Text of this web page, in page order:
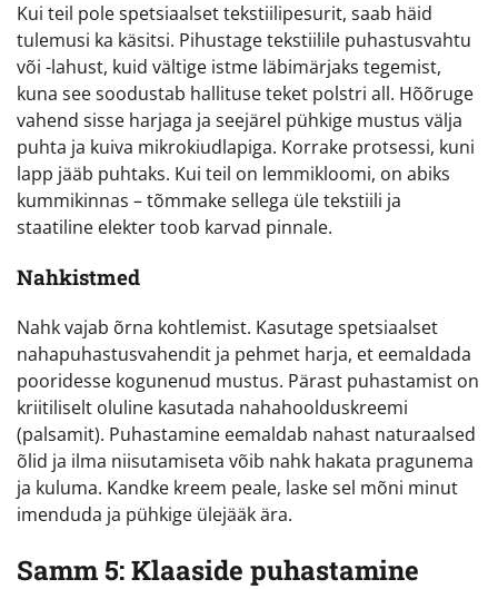
Kui teil pole spetsiaalset tekstiilipesurit, saab häid
tulemusi ka käsitsi. Pihustage tekstiilile puhastusvahtu
või -lahust, kuid vältige istme läbimärjaks tegemist,
kuna see soodustab hallituse teket polstri all. Hõõruge
vahend sisse harjaga ja seejärel pühkige mustus välja
puhta ja kuiva mikrokiudlapiga. Korrake protsessi, kuni
lapp jääb puhtaks. Kui teil on lemmikloomi, on abiks
kummikinnas – tõmmake sellega üle tekstiili ja
staatiline elekter toob karvad pinnale.
Nahkistmed
Nahk vajab õrna kohtlemist. Kasutage spetsiaalset
nahapuhastusvahendit ja pehmet harja, et eemaldada
pooridesse kogunenud mustus. Pärast puhastamist on
kriitiliselt oluline kasutada nahahoolduskreemi
(palsamit). Puhastamine eemaldab nahast naturaalsed
õlid ja ilma niisutamiseta võib nahk hakata pragunema
ja kuluma. Kandke kreem peale, laske sel mõni minut
imenduda ja pühkige ülejääk ära.
Samm 5: Klaaside puhastamine